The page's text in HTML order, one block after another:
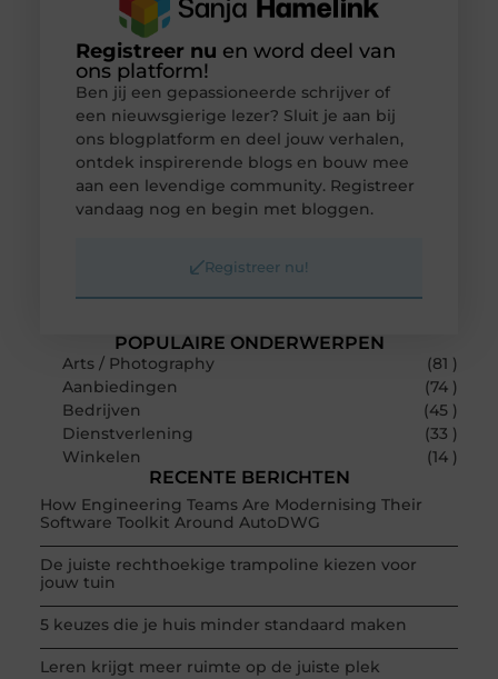
POPULAIRE ONDERWERPEN
Arts / Photography
(81 )
Aanbiedingen
(74 )
Bedrijven
(45 )
Dienstverlening
(33 )
Winkelen
(14 )
RECENTE BERICHTEN
How Engineering Teams Are Modernising Their
Software Toolkit Around AutoDWG
De juiste rechthoekige trampoline kiezen voor
jouw tuin
5 keuzes die je huis minder standaard maken
Leren krijgt meer ruimte op de juiste plek
Registreer nu en word deel van
ons platform!
Ben jij een gepassioneerde schrijver of
een nieuwsgierige lezer? Sluit je aan bij
ons blogplatform en deel jouw verhalen,
ontdek inspirerende blogs en bouw mee
aan een levendige community. Registreer
vandaag nog en begin met bloggen.
Registreer nu!